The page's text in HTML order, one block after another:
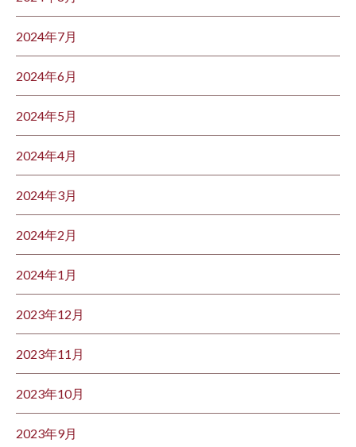
2024年7月
2024年6月
2024年5月
2024年4月
2024年3月
2024年2月
2024年1月
2023年12月
2023年11月
2023年10月
2023年9月